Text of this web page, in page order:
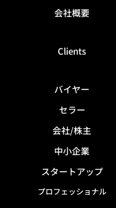
会社概要
Clients
バイヤー
セラー
会社/株主
中小企業
スタートアップ
プロフェッショナル